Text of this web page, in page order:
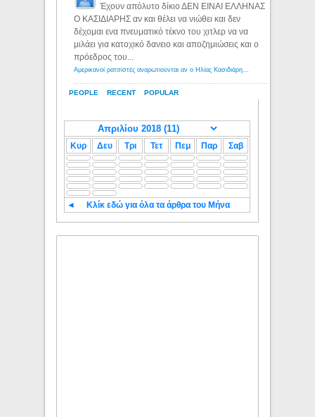
PEOPLE RECENT POPULAR
Έχουν απόλυτο δίκιο ΔΕΝ ΕΙΝΑΙ ΕΛΛΗΝΑΣ
Ο ΚΑΣΙΔΙΑΡΗΣ αν και θέλει να νιώθει και δεν
δέχομαι ενα πνευματικό τέκνο του χιτλερ να να
μιλάει για κατοχικό δανειο και αποζημιώσεις και ο
πρόεδρος του...
Αμερικανοί ρατσιστές αναρωτιούνται αν ο Ηλίας Κασιδιάρης ανήκει στη λευκή φυλή... - Λόγιος Ερμής
Κυρ Δευ Τρι Τετ Πεμ Παρ Σαβ
◄ Κλίκ εδώ για όλα τα άρθρα του Μήνα